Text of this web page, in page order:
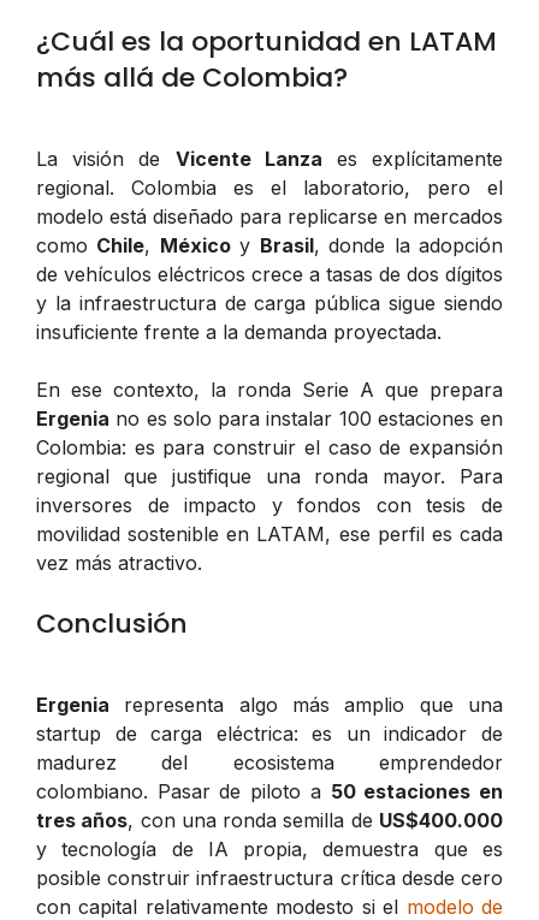
¿Cuál es la oportunidad en LATAM
más allá de Colombia?
La visión de Vicente Lanza es explícitamente
regional. Colombia es el laboratorio, pero el
modelo está diseñado para replicarse en mercados
como Chile, Méxicoy Brasil, donde la adopción
de vehículos eléctricos crece a tasas de dos dígitos
y la infraestructura de carga pública sigue siendo
insuficiente frente a la demanda proyectada.
En ese contexto, la ronda Serie A que prepara
Ergenia no es solo para instalar 100 estaciones en
Colombia: es para construir el caso de expansión
regional que justifique una ronda mayor. Para
inversores de impacto y fondos con tesis de
movilidad sostenible en LATAM, ese perfil es cada
vez más atractivo.
Conclusión
Ergenia representa algo más amplio que una
startup de carga eléctrica: es un indicador de
madurez del ecosistema emprendedor
colombiano. Pasar de piloto a 50 estaciones en
tres años, con una ronda semilla de US$400.000
y tecnología de IA propia, demuestra que es
posible construir infraestructura crítica desde cero
con capital relativamente modesto si el modelo de